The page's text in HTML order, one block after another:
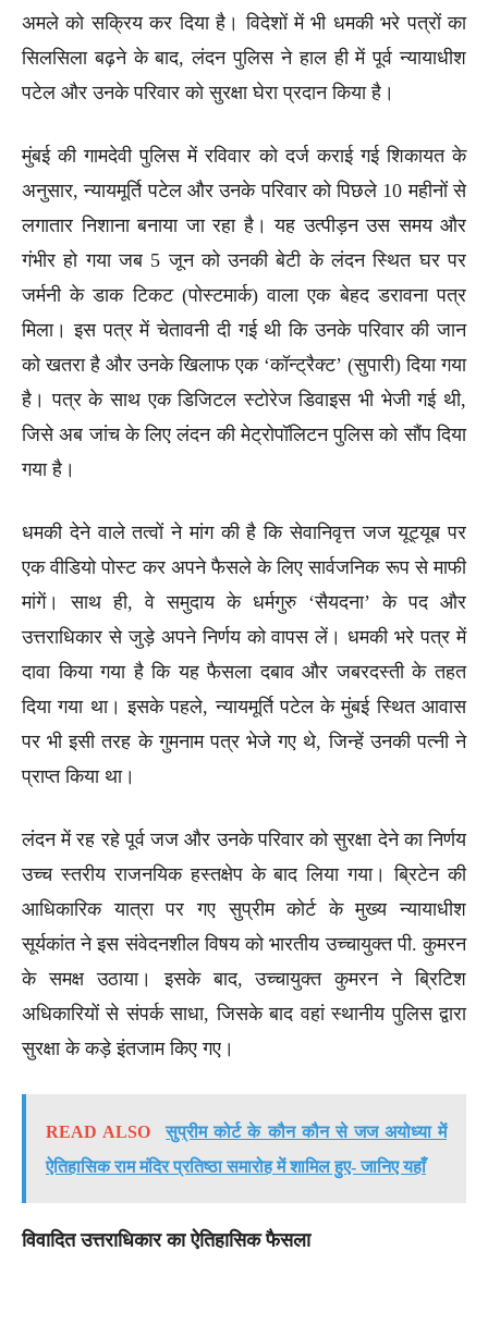
अमले को सक्रिय कर दिया है। विदेशों में भी धमकी भरे पत्रों का
सिलसिला बढ़ने के बाद, लंदन पुलिस ने हाल ही में पूर्व न्यायाधीश
पटेल और उनके परिवार को सुरक्षा घेरा प्रदान किया है।
मुंबई की गामदेवी पुलिस में रविवार को दर्ज कराई गई शिकायत के
अनुसार, न्यायमूर्ति पटेल और उनके परिवार को पिछले 10 महीनों से
लगातार निशाना बनाया जा रहा है। यह उत्पीड़न उस समय और
गंभीर हो गया जब 5 जून को उनकी बेटी के लंदन स्थित घर पर
जर्मनी के डाक टिकट (पोस्टमार्क) वाला एक बेहद डरावना पत्र
मिला। इस पत्र में चेतावनी दी गई थी कि उनके परिवार की जान
को खतरा है और उनके खिलाफ एक ‘कॉन्ट्रैक्ट’ (सुपारी) दिया गया
है। पत्र के साथ एक डिजिटल स्टोरेज डिवाइस भी भेजी गई थी,
जिसे अब जांच के लिए लंदन की मेट्रोपॉलिटन पुलिस को सौंप दिया
गया है।
धमकी देने वाले तत्वों ने मांग की है कि सेवानिवृत्त जज यूट्यूब पर
एक वीडियो पोस्ट कर अपने फैसले के लिए सार्वजनिक रूप से माफी
मांगें। साथ ही, वे समुदाय के धर्मगुरु ‘सैयदना’ के पद और
उत्तराधिकार से जुड़े अपने निर्णय को वापस लें। धमकी भरे पत्र में
दावा किया गया है कि यह फैसला दबाव और जबरदस्ती के तहत
दिया गया था। इसके पहले, न्यायमूर्ति पटेल के मुंबई स्थित आवास
पर भी इसी तरह के गुमनाम पत्र भेजे गए थे, जिन्हें उनकी पत्नी ने
प्राप्त किया था।
लंदन में रह रहे पूर्व जज और उनके परिवार को सुरक्षा देने का निर्णय
उच्च स्तरीय राजनयिक हस्तक्षेप के बाद लिया गया। ब्रिटेन की
आधिकारिक यात्रा पर गए सुप्रीम कोर्ट के मुख्य न्यायाधीश
सूर्यकांत ने इस संवेदनशील विषय को भारतीय उच्चायुक्त पी. कुमरन
के समक्ष उठाया। इसके बाद, उच्चायुक्त कुमरन ने ब्रिटिश
अधिकारियों से संपर्क साधा, जिसके बाद वहां स्थानीय पुलिस द्वारा
सुरक्षा के कड़े इंतजाम किए गए।
READ ALSO
सुप्रीम कोर्ट के कौन कौन से जज अयोध्या में
ऐतिहासिक राम मंदिर प्रतिष्ठा समारोह में शामिल हुए- जानिए यहाँ
विवादित उत्तराधिकार का ऐतिहासिक फैसला